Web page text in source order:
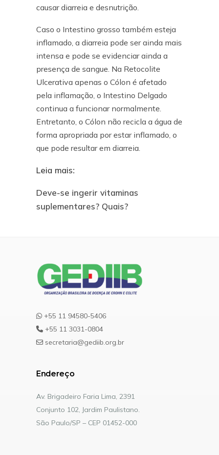
causar diarreia e desnutrição.
Caso o Intestino grosso também esteja
inflamado, a diarreia pode ser ainda mais
intensa e pode se evidenciar ainda a
presença de sangue. Na Retocolite
Ulcerativa apenas o Cólon é afetado
pela inflamação, o Intestino Delgado
continua a funcionar normalmente.
Entretanto, o Cólon não recicla a água de
forma apropriada por estar inflamado, o
que pode resultar em diarreia.
Leia mais:
Deve-se ingerir vitaminas
suplementares? Quais?
+55 11 94580-5406
+55 11 3031-0804
secretaria@gediib.org.br
Endereço
Av. Brigadeiro Faria Lima, 2391
Conjunto 102, Jardim Paulistano.
São Paulo/SP – CEP 01452-000